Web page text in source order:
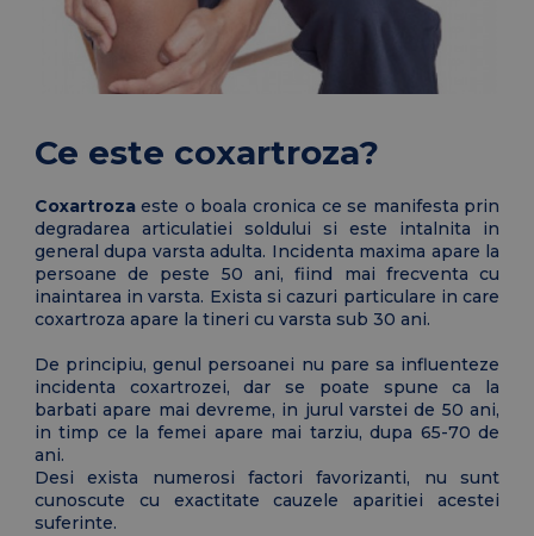
Ce este coxartroza?
Coxartrozaeste o boala cronica ce se manifesta prin
degradarea articulatiei soldului si este intalnita in
general dupa varsta adulta. Incidenta maxima apare la
persoane de peste 50 ani, fiind mai frecventa cu
inaintarea in varsta. Exista si cazuri particulare in care
coxartroza apare la tineri cu varsta sub 30 ani.
De principiu, genul persoanei nu pare sa influenteze
incidenta coxartrozei, dar se poate spune ca la
barbati apare mai devreme, in jurul varstei de 50 ani,
in timp ce la femei apare mai tarziu, dupa 65-70 de
ani.
Desi exista numerosi factori favorizanti, nu sunt
cunoscute cu exactitate cauzele aparitiei acestei
suferinte.